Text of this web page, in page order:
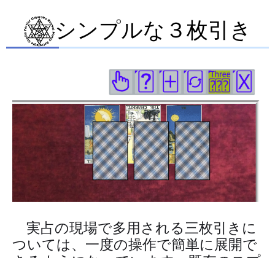
シンプルな３枚引き
実占の現場で多用される三枚引きに
ついては、一度の操作で簡単に展開で